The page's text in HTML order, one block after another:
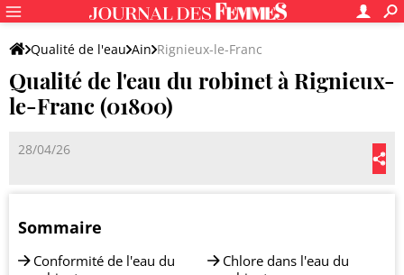
Qualité de l'eau Ain Rignieux-le-Franc
Qualité de l'eau du robinet à Rignieux-
le-Franc (01800)
28/04/26
Sommaire
Conformité de l'eau du
Chlore dans l'eau du